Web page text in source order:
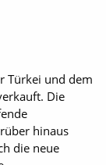
Türkei und dem
Die
hinaus
die neue